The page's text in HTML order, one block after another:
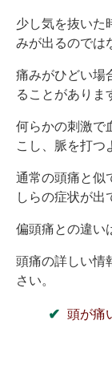
少し気を抜いた
みが出るのでは
痛みがひどい場
ることがありま
何らかの刺激で
こし、脈を打つ
通常の頭痛と似
しらの症状が出
偏頭痛との違い
頭痛の詳しい情
さい。
頭が痛